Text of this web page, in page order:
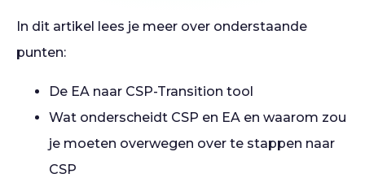
In dit artikel lees je meer over onderstaande
punten:
De EA naar CSP-Transition tool
Wat onderscheidt CSP en EA en waarom zou
je moeten overwegen over te stappen naar
CSP